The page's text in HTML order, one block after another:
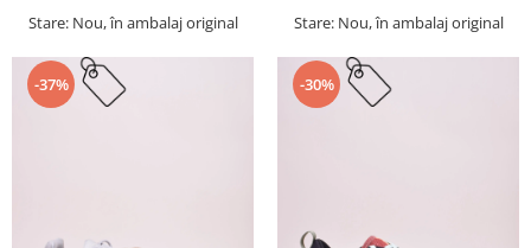
Stare: Nou, în ambalaj original Stare: Nou, în ambalaj original
-37% -30%